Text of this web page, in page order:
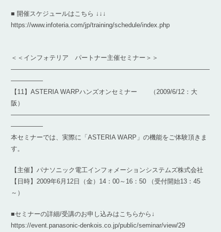
■ 開催スケジュールはこちら ↓↓↓
https://www.infoteria.com/jp/training/schedule/index.php
＜＜インフォテリア パートナー主催セミナー＞＞
―――――――――――――――――――――――――――――――
―――――
【11】ASTERIA WARPハンズオンセミナー （2009/6/12：大
阪）
―――――――――――――――――――――――――――――――
―――――
本セミナーでは、実際に「ASTERIA WARP」の機能をご体験頂きま
す。
【主催】パナソニック電工インフォメーションシステムズ株式会社
【日時】2009年6月12日（金）14：00～16：50 （受付開始13：45
～）
■セミナーの詳細/受講のお申し込みはこちらから↓
https://event.panasonic-denkois.co.jp/public/seminar/view/29